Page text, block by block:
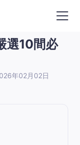
選10間必
年02月02日